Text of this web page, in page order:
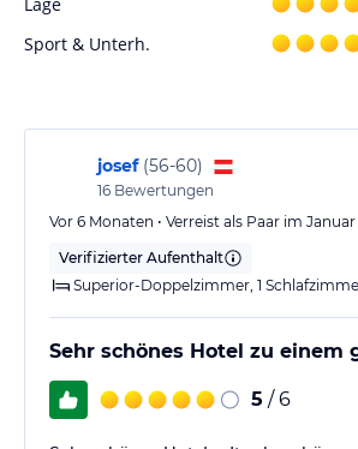
- umfangreiches Frühstücksbuffet
- Gaumenfreuden mit einem Abendbuffet
- Bademantel- und Badetücherbenutzung
- Freies WLAN im Haus
- Freier Parkplatz
- Mehrwertsuer
Hinweis: Allgemeine und unverbindliche
Hoteliers-/Veranstalter-/
ohne Gewähr und ohne Prüfung durch
jeweiligen Veranstalters.
Sport & Unterh.
josef (56-60)
16 Bewertungen
Vor 6 Monaten • Verreist als Paar im
Verifizierter Aufenthalt
Superior-Doppelzimmer, 1
Sehr schönes Hotel zu einem
5 / 6